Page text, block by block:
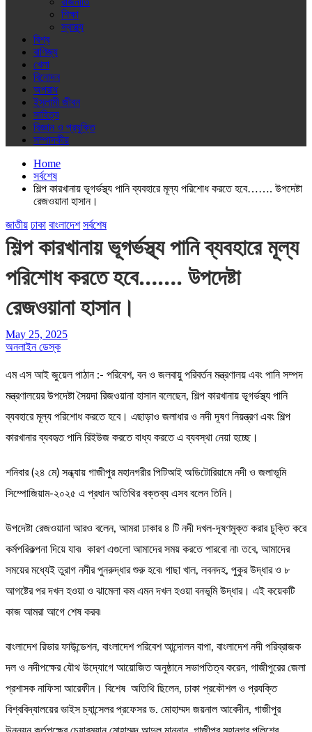
শিক্ষা
স্বাস্থ্য
বিশ্ব
বাণিজ্য
খেলা
বিনোদন
অপরাধ
ইসলামী জীবন
সাহিত্য
বিজ্ঞান ও প্রযুক্তি
সম্পাদকীয়
Home
সর্বশেষ
শিল্প কারখানায় ভূগর্ভস্থ্য পানি ব্যবহারে মূল্য পরিশোধ করতে হবে……. উপদেষ্টা
রেজওয়ানা হাসান।
জাতীয় ঢাকা বাংলাদেশ সর্বশেষ
শিল্প কারখানায় ভূগর্ভস্থ্য পানি ব্যবহারে মূল্য
পরিশোধ করতে হবে……. উপদেষ্টা
রেজওয়ানা হাসান।
May 25, 2025
অনলাইন ডেস্ক
এম এস আই জুয়েল পাঠান :- পরিবেশ, বন ও জলবায়ু পরিবর্তন মন্ত্রণালয় এবং পানি সম্পদ
মন্ত্রণালয়ের উপদেষ্টা সৈয়দা রিজওয়ানা হাসান বলেছেন, শিল্প কারখানায় ভূগর্ভস্থ্য পানি
ব্যবহারে মূল্য পরিশোধ করতে হবে। এছাড়াও জলাধার ও নদী দূষণ নিয়ন্ত্রণ এবং শিল্প
কারখানার ব্যবহৃত পানি রিইউজ করতে বাধ্য করতে এ ব্যবস্থা নেয়া হচ্ছে।
শনিবার (২৪ মে) সন্ধ্যায় গাজীপুর মহানগরীর পিটিআই অডিটোরিয়ামে নদী ও জলাভূমি
সিম্পোজিয়াম-২০২৫ এ প্রধান অতিথির বক্তব্য এসব বলেন তিনি।
উপদেষ্টা রেজওয়ানা আরও বলেন, আমরা ঢাকার ৪ টি নদী দখল-দূষণমুক্ত করার চুক্তি করে
কর্মপরিকল্পনা দিয়ে যাব৷ কারণ এগুলো আমাদের সময় করতে পারবো না৷ তবে, আমাদের
সময়ের মধ্যেই তুরাগ নদীর পুনরুদ্ধার শুরু হবে৷ গাছা খাল, লবনদহ, পুকুর উদ্ধার ও ৮
আগষ্টের পর দখল হওয়া ও ঝামেলা কম এমন দখল হওয়া বনভূমি উদ্ধার। এই কয়েকটি
কাজ আমরা আগে শেষ করব৷
বাংলাদেশ রিভার ফাউন্ডেশন, বাংলাদেশ পরিবেশ আন্দোলন বাপা, বাংলাদেশ নদী পরিব্রাজক
দল ও নদীপক্ষের যৌথ উদ্যোগে আয়োজিত অনুষ্ঠানে সভাপতিত্ব করেন, গাজীপুরের জেলা
প্রশাসক নাফিসা আরেফীন। বিশেষ অতিথি ছিলেন, ঢাকা প্রকৌশল ও প্রযক্তি
বিশ্ববিদ্যালয়ের ভাইস চ্যান্সেলর প্রফেসর ড. মোহাম্মদ জয়নাল আবেদীন, গাজীপুর